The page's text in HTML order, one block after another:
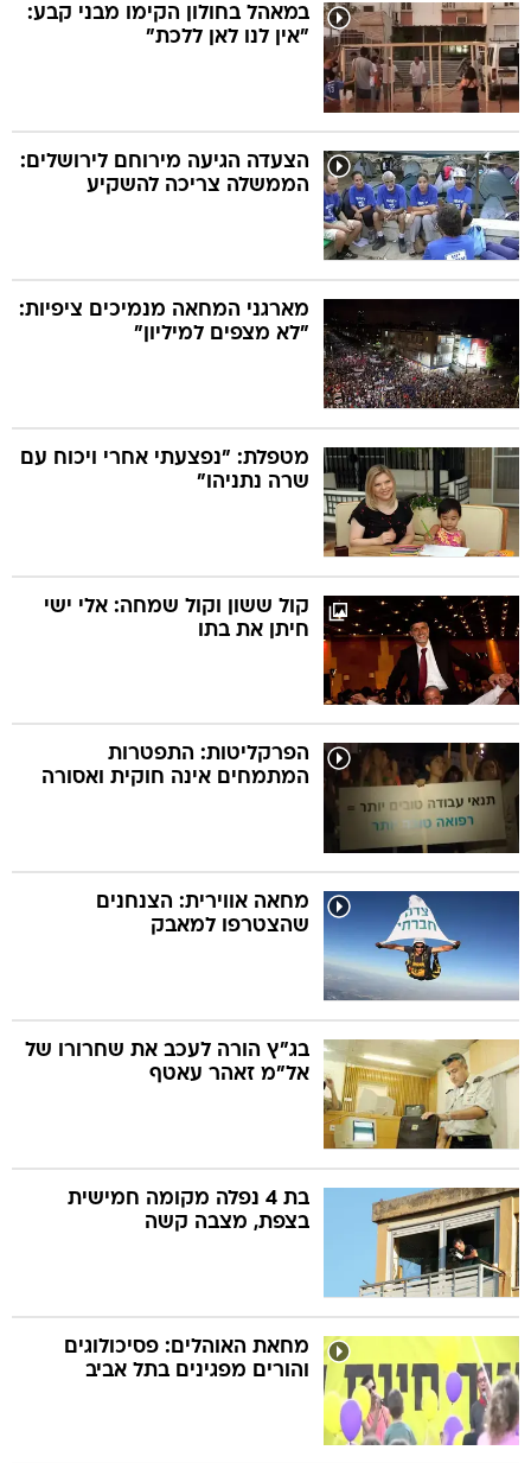
במאהל בחולון הקימו מבני קבע:
"אין לנו לאן ללכת"
הצעדה הגיעה מירוחם לירושלים:
הממשלה צריכה להשקיע
מארגני המחאה מנמיכים ציפיות:
"לא מצפים למיליון"
מטפלת: "נפצעתי אחרי ויכוח עם
שרה נתניהו"
קול ששון וקול שמחה: אלי ישי
חיתן את בתו
הפרקליטות: התפטרות
המתמחים אינה חוקית ואסורה
מחאה אווירית: הצנחנים
שהצטרפו למאבק
בג"ץ הורה לעכב את שחרורו של
אל"מ זאהר עאטף
בת 4 נפלה מקומה חמישית
בצפת, מצבה קשה
מחאת האוהלים: פסיכולוגים
והורים מפגינים בתל אביב